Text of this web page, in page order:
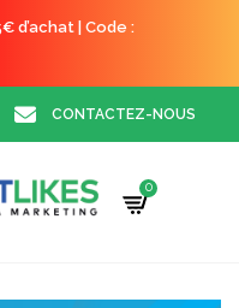
d’achat | Code :
CONTACTEZ-NOUS
0